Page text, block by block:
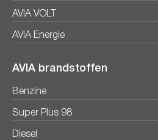
AVIA VOLT
AVIA Energie
AVIA brandstoffen
Benzine
Super Plus 98
Diesel